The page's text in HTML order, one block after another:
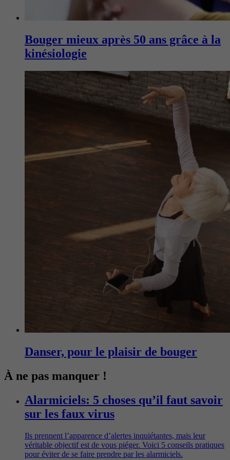
Bouger mieux après 50 ans grâce à la
kinésiologie
Danser, pour le plaisir de bouger
À ne pas manquer !
Alarmiciels: 5 choses qu’il faut savoir
sur les faux virus
Ils prennent l’apparence d’alertes inquiétantes, mais leur
véritable objectif est de vous piéger. Voici 5 conseils pratiques
pour éviter de se faire prendre par les alarmiciels.